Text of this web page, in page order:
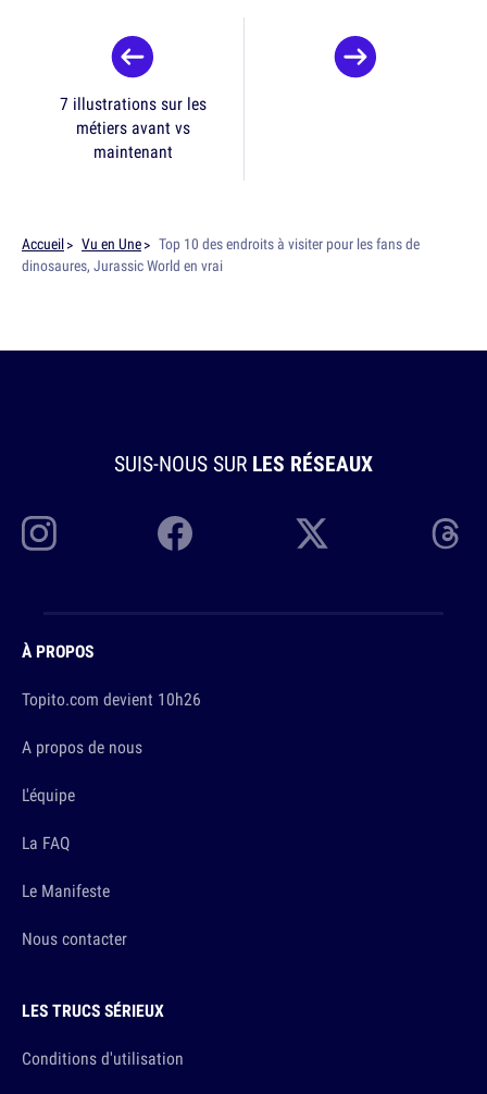
7 illustrations sur les
métiers avant vs
maintenant
Accueil Vu en Une
Top 10 des endroits à visiter pour les fans de
dinosaures, Jurassic World en vrai
SUIS-NOUS SUR LES RÉSEAUX
À PROPOS
Topito.com devient 10h26
A propos de nous
L'équipe
La FAQ
Le Manifeste
Nous contacter
LES TRUCS SÉRIEUX
Conditions d'utilisation